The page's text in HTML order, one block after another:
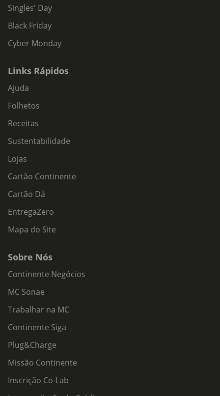
Singles' Day
Black Friday
Cyber Monday
Links Rápidos
Ajuda
Folhetos
Receitas
Sustentabilidade
Lojas
Cartão Continente
Cartão Dá
EntregaZero
Mapa do Site
Sobre Nós
Continente Negócios
MC Sonae
Trabalhar na MC
Continente Siga
Plug&Charge
Missão Continente
Inscrição Co-Lab